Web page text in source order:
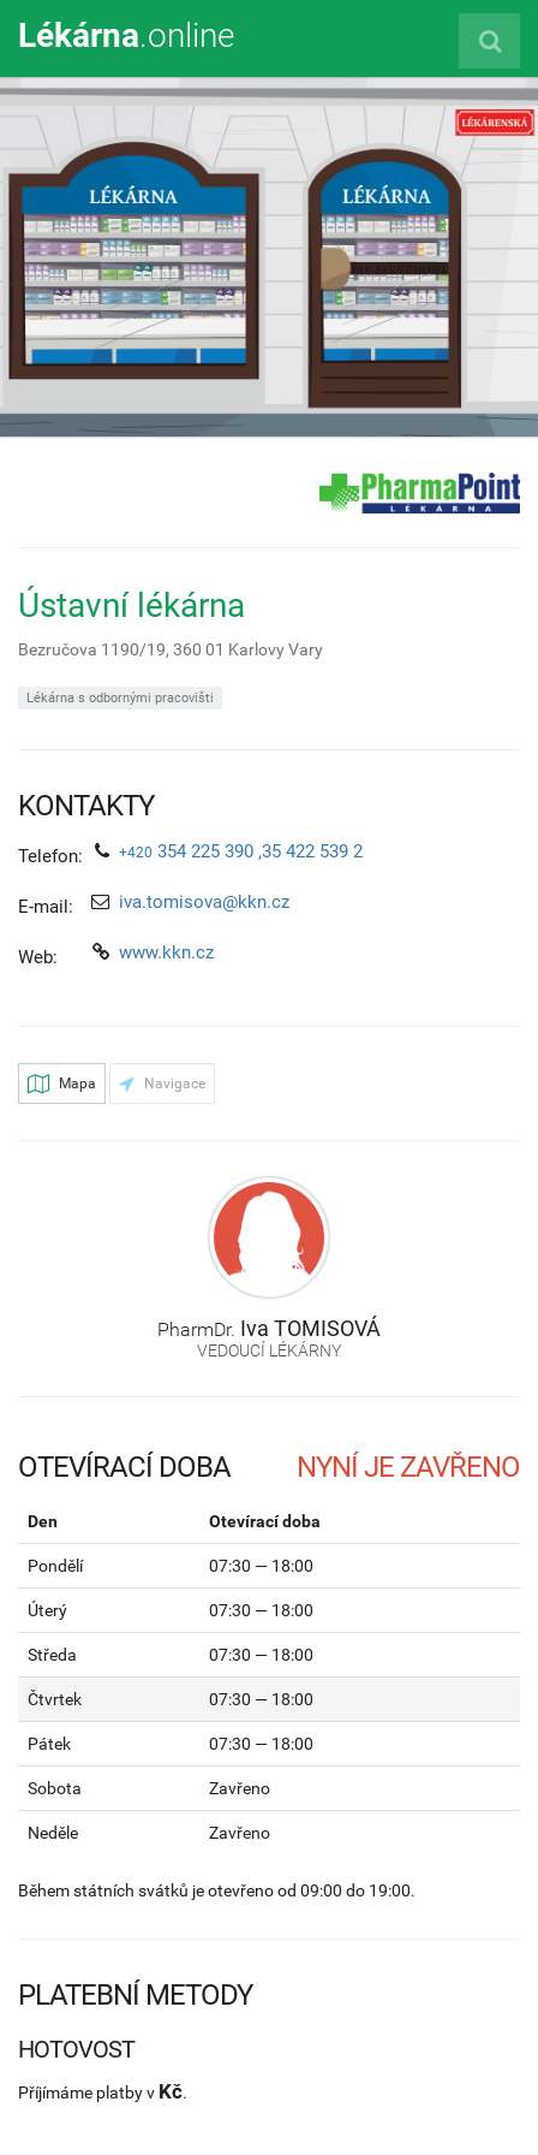
Lékárna.online
Ústavní lékárna
Bezručova 1190/19, 360 01 Karlovy Vary
Lékárna s odbornými pracovišti
KONTAKTY
Telefon: +420 354 225 390 ,35 422 539 2
E-mail: iva.tomisova@kkn.cz
Web: www.kkn.cz
Mapa Navigace
PharmDr. Iva TOMISOVÁ
VEDOUCÍ LÉKÁRNY
OTEVÍRACÍ DOBA
Den Otevírací doba
Pondělí 07:30 — 18:00
Úterý 07:30 — 18:00
Středa 07:30 — 18:00
Čtvrtek 07:30 — 18:00
Pátek 07:30 — 18:00
Sobota Zavřeno
Neděle Zavřeno
Během státních svátků je otevřeno od 09:00 do 19:00.
PLATEBNÍ METODY
HOTOVOST
Příjímáme platby v Kč.